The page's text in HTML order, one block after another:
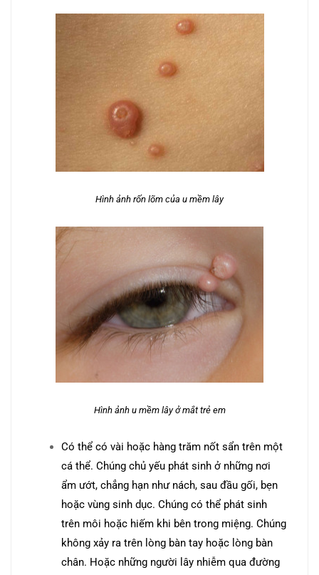
Hình ảnh rốn lõm của u mềm lây
Hình ảnh u mềm lây ở mắt trẻ em
Có thể có vài hoặc hàng trăm nốt sẩn trên một
cá thể. Chúng chủ yếu phát sinh ở những nơi
ẩm ướt, chẳng hạn như nách, sau đầu gối, bẹn
hoặc vùng sinh dục. Chúng có thể phát sinh
trên môi hoặc hiếm khi bên trong miệng. Chúng
không xảy ra trên lòng bàn tay hoặc lòng bàn
chân. Hoặc những người lây nhiễm qua đường